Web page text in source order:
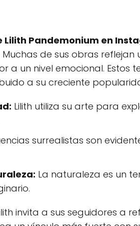
Pandemonium en
de sus obras
a un nivel emocional. Estos
a su creciente
Lilith utiliza su arte para
surrealistas son
La naturaleza es un
invita a sus seguidores a